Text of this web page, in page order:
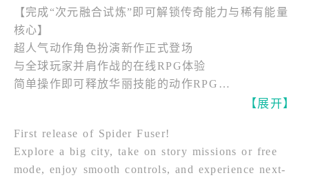
【完成“次元融合试炼”即可解锁传奇能力与稀有能量
核心】
超人气动作角色扮演新作正式登场
与全球玩家并肩作战的在线RPG体验
简单操作即可释放华丽技能的动作RPG
游戏概要：
【融合战斗风格动作RPG】
【展开】
First release of Spider Fuser!
Explore a big city, take on story missions or free
mode, enjoy smooth controls, and experience next-